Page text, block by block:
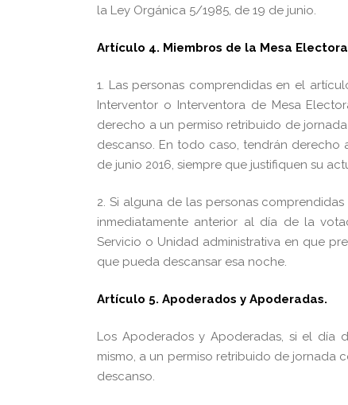
la Ley Orgánica 5/1985, de 19 de junio.
Artículo 4. Miembros de la Mesa
1. Las personas comprendidas en el
Interventor o Interventora de Mesa
derecho a un permiso retribuido de
descanso. En todo caso, tendrán
de junio 2016, siempre que justifiquen su
2. Si alguna de las personas
inmediatamente anterior al día de la
Servicio o Unidad administrativa en que
que pueda descansar esa noche.
Artículo 5. Apoderados y Apoderadas.
Los Apoderados y Apoderadas, si el día
mismo, a un permiso retribuido de jornada
descanso.